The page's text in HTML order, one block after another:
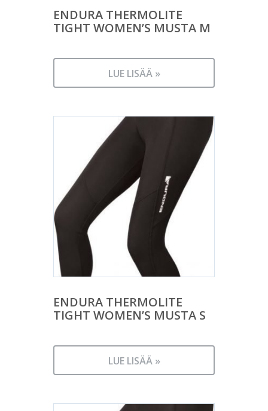
ENDURA THERMOLITE
TIGHT WOMEN’S MUSTA M
LUE LISÄÄ »
ENDURA THERMOLITE
TIGHT WOMEN’S MUSTA S
LUE LISÄÄ »